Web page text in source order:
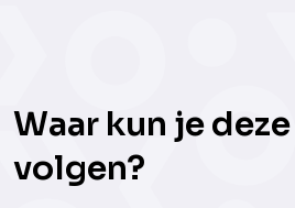
Waar kun je
volgen?